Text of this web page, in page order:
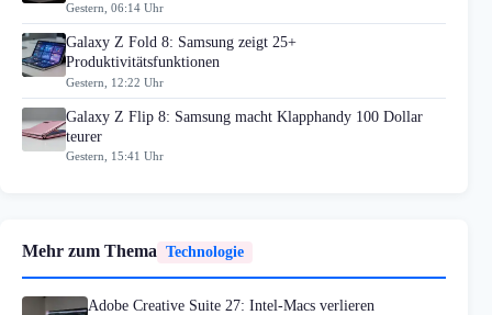
Gestern, 06:14 Uhr
Galaxy Z Fold 8: Samsung zeigt 25+
Produktivitätsfunktionen
Gestern, 12:22 Uhr
Galaxy Z Flip 8: Samsung macht Klapphandy 100 Dollar
teurer
Gestern, 15:41 Uhr
Mehr zum Thema Technologie
Adobe Creative Suite 27: Intel-Macs verlieren